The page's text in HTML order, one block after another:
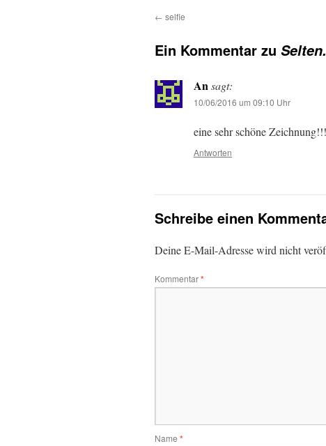
← selfie
Ein Kommentar zu
Ansagt:
10/06/2016 um 09:10 Uhr
eine sehr schöne
Antworten
Schreibe einen
Deine E-Mail-Adresse wird nicht
Kommentar*
Name *